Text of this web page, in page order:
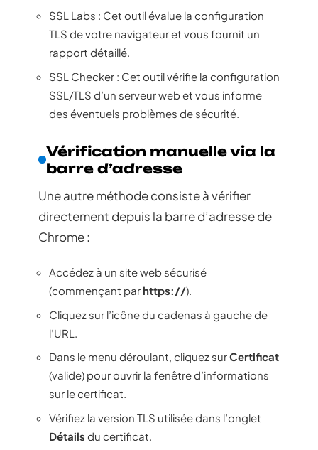
SSL Labs : Cet outil évalue la configuration
TLS de votre navigateur et vous fournit un
rapport détaillé.
SSL Checker : Cet outil vérifie la configuration
SSL/TLS d’un serveur web et vous informe
des éventuels problèmes de sécurité.
Vérification manuelle via la
barre d’adresse
Une autre méthode consiste à vérifier
directement depuis la barre d’adresse de
Chrome :
Accédez à un site web sécurisé
(commençant par https://).
Cliquez sur l’icône du cadenas à gauche de
l’URL.
Dans le menu déroulant, cliquez surCertificat
(valide) pour ouvrir la fenêtre d’informations
sur le certificat.
Vérifiez la version TLS utilisée dans l’onglet
Détails du certificat.